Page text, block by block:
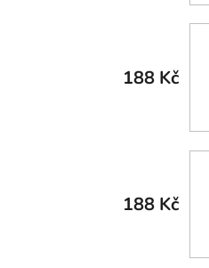
188 Kč
188 Kč